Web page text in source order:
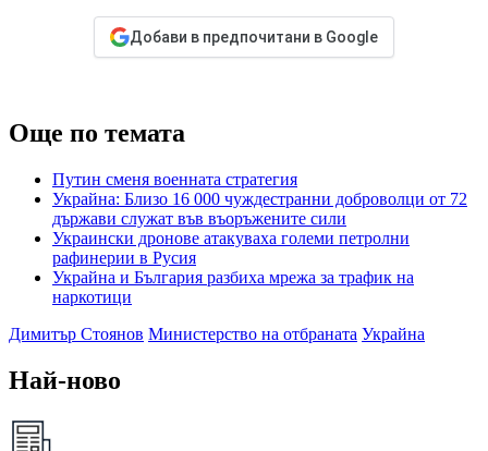
Добави в предпочитани в Google
Още по темата
Путин сменя военната стратегия
Украйна: Близо 16 000 чуждестранни доброволци от 72
държави служат във въоръжените сили
Украински дронове атакуваха големи петролни
рафинерии в Русия
Украйна и България разбиха мрежа за трафик на
наркотици
Димитър Стоянов Министерство на отбраната Украйна
Най-ново